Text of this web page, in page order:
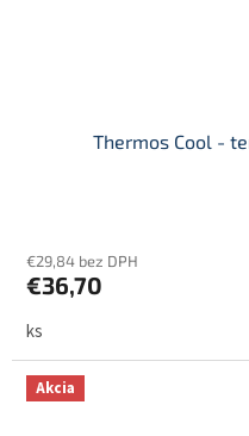
Thermos Cool -
€29,84 bez DPH
€36,70
ks
Akcia